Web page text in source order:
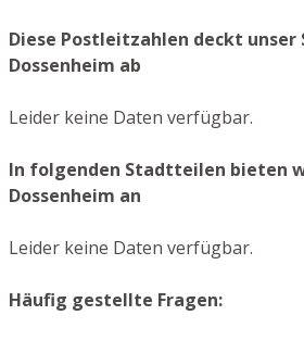
Diese Postleitzahlen deckt unser
Dossenheim ab
Leider keine Daten verfügbar.
In folgenden Stadtteilen bieten
Dossenheim an
Leider keine Daten verfügbar.
Häufig gestellte Fragen: